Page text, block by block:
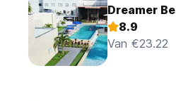
Dreamer
8.9
Van €23.22